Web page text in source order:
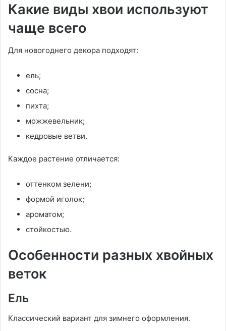
Какие виды хвои используют
чаще всего
Для новогоднего декора подходят:
ель;
сосна;
пихта;
можжевельник;
кедровые ветви.
Каждое растение отличается:
оттенком зелени;
формой иголок;
ароматом;
стойкостью.
Особенности разных хвойных
веток
Ель
Классический вариант для зимнего оформления.